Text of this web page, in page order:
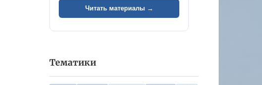
Читать материалы →
Тематики